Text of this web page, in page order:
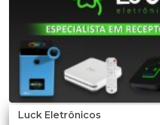
Luck Eletrônicos